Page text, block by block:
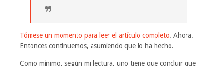
Tómese un momento para leer el artículo completo. Ahora.
Entonces continuemos, asumiendo que lo ha hecho.
Como mínimo, según mi lectura, uno tiene que concluir que